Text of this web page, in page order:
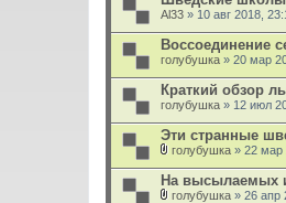
и
о
ж
е
н
и
Al33 » 10 авг 2018,
Воссоединение
голубушка » 20 мар
Краткий обзор
голубушка » 12 июл
Эти странные
л
о
голубушка » 22 мар
На высылаемых
голубушка » 26 апр